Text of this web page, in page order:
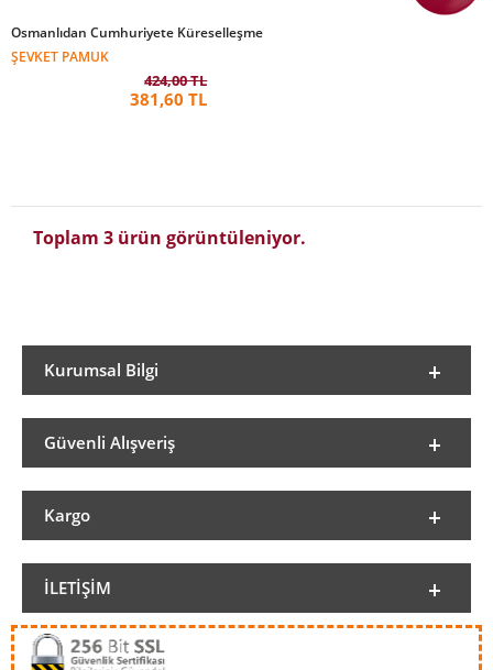
Osmanlıdan Cumhuriyete Küreselleşme
ŞEVKET PAMUK
424,00 TL
381,60 TL
Toplam 3 ürün görüntüleniyor.
Kurumsal Bilgi
Güvenli Alışveriş
Kargo
İLETIŞIM